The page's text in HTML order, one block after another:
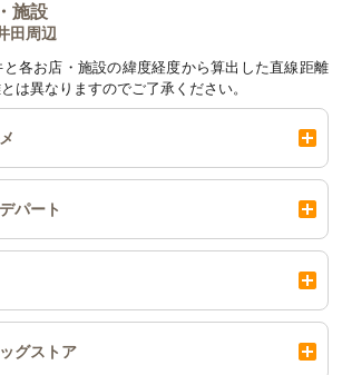
施設
田周辺
各お店・施設の緯度経度から算出した直線距離
は異なりますのでご了承ください。
パート
グストア